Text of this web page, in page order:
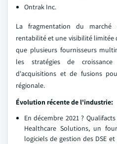
Ontrak Inc.
La fragmentation du
rentabilité et une visibilité limitée
que plusieurs fournisseurs
les stratégies de
d'acquisitions et de fusions
régionale.
Évolution récente de l'industrie:
En décembre 2021 ?
Healthcare Solutions, un
logiciels de gestion des DSE